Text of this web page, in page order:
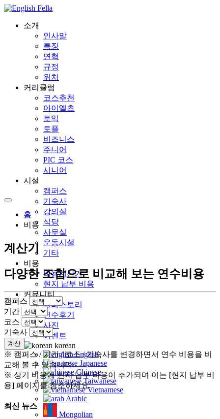
소개
인사말
특징
연혁
규정
위치
커리큘럼
코스추천
아이엘츠
토익
토플
비즈니스
주니어
PIC 코스
시니어
시설
캠퍼스
기숙사
강의실
식당
사무실
운동시설
기타
비용
비용계산기
현지 납부 비용
커뮤니티
펠라스토리
연수후기
사진
이벤트
korean
English
Japanese
Chinese
Taiwanese
Vietnamese
Arabic
Mongolian
홈
비용
계산기
다양한 조합으로 비교해 보는 연수비용
캠퍼스
기간
코스
기숙사
계산
※ 캠퍼스 / 기간 / 코스 / 기숙사를 변경하면서 연수 비용을 비
교해 볼 수 있습니다.
※ 상기 비용에 현지 납부 비용이 추가되며 이는 [현지 납부 비
용] 페이지를 참조하세요.
최신 뉴스